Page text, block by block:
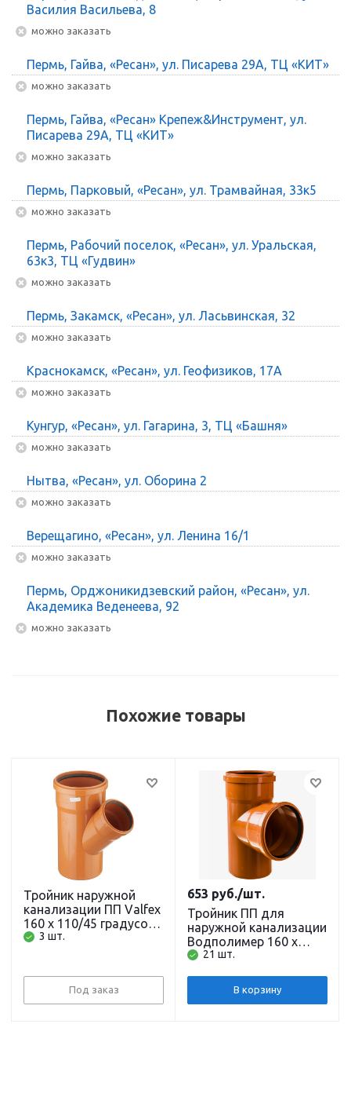
Василия Васильева, 8
Можно заказать
Пермь, Гайва, «Ресан», ул. Писарева 29А, ТЦ «КИТ»
Можно заказать
Пермь, Гайва, «Ресан» Крепеж&Инструмент, ул.
Писарева 29А, ТЦ «КИТ»
Можно заказать
Пермь, Парковый, «Ресан», ул. Трамвайная, 33к5
Можно заказать
Пермь, Рабочий поселок, «Ресан», ул. Уральская,
63к3, ТЦ «Гудвин»
Можно заказать
Пермь, Закамск, «Ресан», ул. Ласьвинская, 32
Можно заказать
Краснокамск, «Ресан», ул. Геофизиков, 17А
Можно заказать
Кунгур, «Ресан», ул. Гагарина, 3, ТЦ «Башня»
Можно заказать
Нытва, «Ресан», ул. Оборина 2
Можно заказать
Верещагино, «Ресан», ул. Ленина 16/1
Можно заказать
Пермь, Орджоникидзевский район, «Ресан», ул.
Академика Веденеева, 92
Можно заказать
Похожие товары
Тройник наружной
канализации ПП Valfex
160 х 110/45 градусов
рыжий
3 шт.
Под заказ
Тройник ПП для
наружной канализации
Водполимер 160 х
160/87 градусов
21 шт.
653 руб./шт.
В корзину